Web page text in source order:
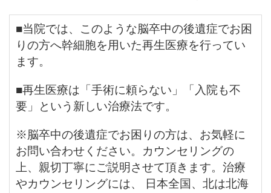
■当院では、このような脳卒中の後遺症でお困
りの方へ幹細胞を用いた再生医療を行ってい
ます。
■再生医療は「手術に頼らない」「入院も不
要」という新しい治療法です。
※脳卒中の後遺症でお困りの方は、お気軽に
お問い合わせください。カウンセリングの
上、親切丁寧にご説明させて頂きます。治療
やカウンセリングには、 日本全国、北は北海